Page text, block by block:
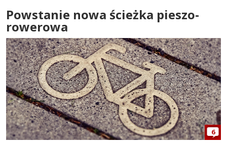
Powstanie nowa ścieżka pieszo-
rowerowa
6